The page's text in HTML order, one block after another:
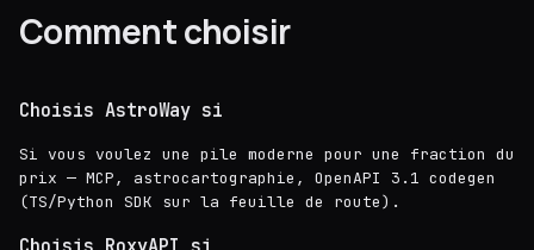
Comment choisir
Choisis AstroWay si
Si vous voulez une pile moderne pour une fraction du
prix — MCP, astrocartographie, OpenAPI 3.1 codegen
(TS/Python SDK sur la feuille de route).